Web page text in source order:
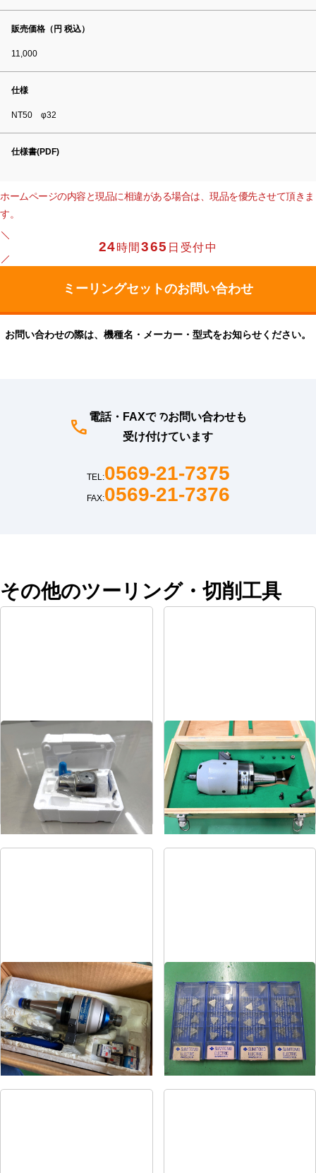
販売価格（円 税込）
11,000
仕様
NT50 φ32
仕様書(PDF)
ホームページの内容と現品に相違がある場合は、現品を優先させて頂きま
す。
24時間365 日受付中
お問い合わせの際は、機種名・メーカー・型式をお知らせください。
電話・FAXでのお問い合わせも
受け付けています
TEL:0569-21-7375
FAX:0569-21-7376
その他のツーリング・切削工具
EWNボーリングヘッド
メーカー BIGカイザー
式EWN2-32CK5
式-
増速スピンドル
メーカー 日本精密機械
形 式HS-2220
年 式-
ハイスピンドル
メーカー BIG
形 式 NT40U-NXG5-130D
年 式-
カッタチップ
メーカー 住友電工
形 式TPKN22TR T250A
年 式-